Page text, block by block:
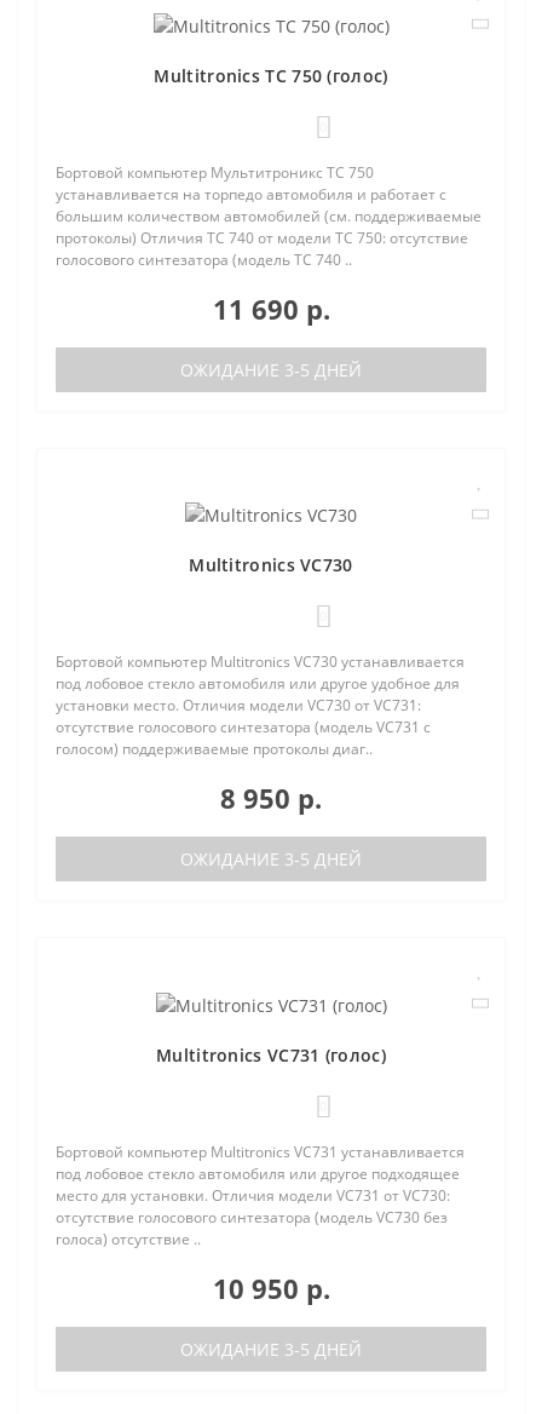
Multitronics TC 750 (голос)
Бортовой компьютер Мультитроникс TC 750
устанавливается на торпедо автомобиля и работает с
большим количеством автомобилей (см. поддерживаемые
протоколы) Отличия TC 740 от модели TC 750: отсутствие
голосового синтезатора (модель TC 740 ..
11 690 р.
ОЖИДАНИЕ 3-5 ДНЕЙ
Multitronics VC730
Бортовой компьютер Multitronics VC730 устанавливается
под лобовое стекло автомобиля или другое удобное для
установки место. Отличия модели VC730 от VC731:
отсутствие голосового синтезатора (модель VC731 с
голосом) поддерживаемые протоколы диаг..
8 950 р.
ОЖИДАНИЕ 3-5 ДНЕЙ
Multitronics VC731 (голос)
Бортовой компьютер Multitronics VC731 устанавливается
под лобовое стекло автомобиля или другое подходящее
место для установки. Отличия модели VC731 от VC730:
отсутствие голосового синтезатора (модель VC730 без
голоса) отсутствие ..
10 950 р.
ОЖИДАНИЕ 3-5 ДНЕЙ